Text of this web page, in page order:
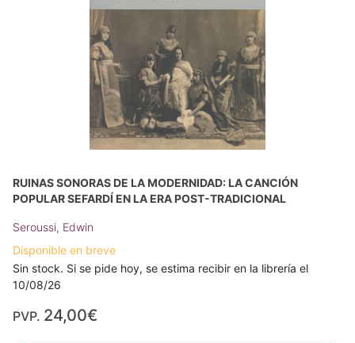
RUINAS SONORAS DE LA MODERNIDAD: LA CANCIÓN
POPULAR SEFARDÍ EN LA ERA POST-TRADICIONAL
Seroussi, Edwin
Disponible en breve
Sin stock. Si se pide hoy, se estima recibir en la librería el
10/08/26
PVP. 24,00€